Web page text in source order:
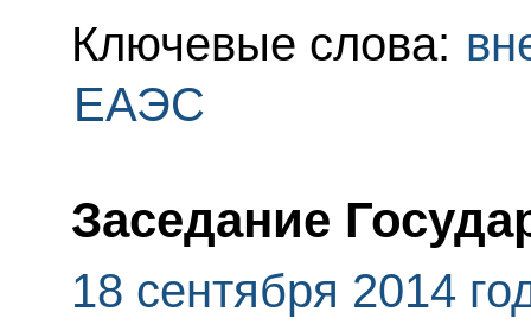
Ключевые слова:
ЕАЭС
Заседание
18 сентября 2014